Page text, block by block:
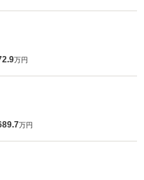
万円
万円